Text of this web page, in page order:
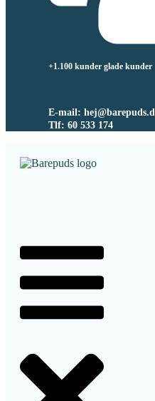
+1.100 kunder glade kunder
E-mail:
Tlf: 60 533 174